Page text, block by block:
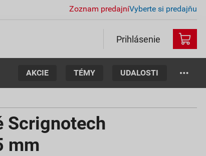
Zoznam predajníVyberte si predajňu
Prihlásenie
AKCIE TÉMY UDALOSTI
Scrignotech
mm